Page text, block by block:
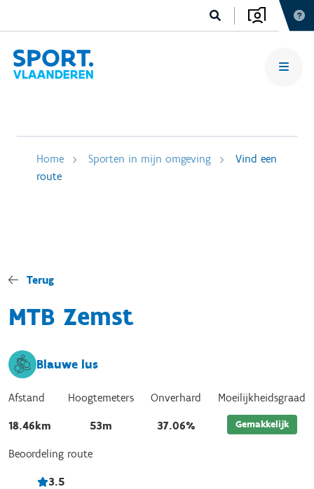
Home Sporten in mijn omgeving
Vind een
route
Terug
MTB Zemst
Blauwe lus
Afstand
18.46km
Hoogtemeters
53m
Onverhard
37.06%
Moeilijkheidsgraad
Gemakkelijk
Beoordeling route
3.5